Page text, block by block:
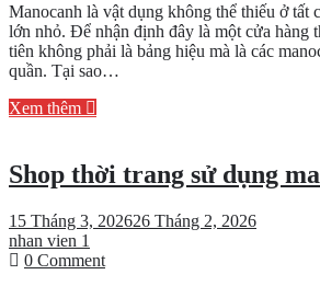
trẻ
em
cho
shop
Manocanh là vật dụng không thể thiếu ở tất
lớn nhỏ. Để nhận định đây là một cửa hàng
tiên không phải là bảng hiệu mà là các
quần. Tại sao…
Xem thêm
Shop thời trang sử dụng
15 Tháng 3, 202626 Tháng 2, 2026
nhan vien 1
0 Commenton